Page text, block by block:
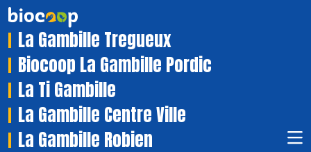
La Gambille Tregueux
Biocoop La Gambille Pordic
La Ti Gambille
La Gambille Centre Ville
La Gambille Robien